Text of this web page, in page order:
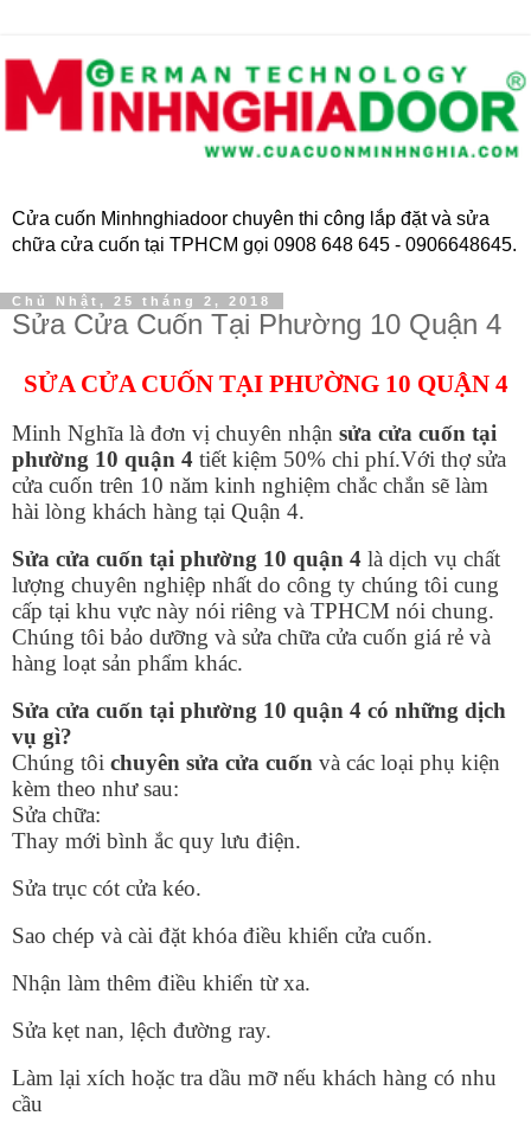
Cửa cuốn Minhnghiadoor chuyên thi công lắp đặt và sửa
chữa cửa cuốn tại TPHCM gọi 0908 648 645 - 0906648645.
Chủ Nhật, 25 tháng 2, 2018
Sửa Cửa Cuốn Tại Phường 10 Quận 4
SỬA CỬA CUỐN TẠI PHƯỜNG 10 QUẬN 4
Minh Nghĩa là đơn vị chuyên nhận sửa cửa cuốn tại
phường 10 quận 4 tiết kiệm 50% chi phí.Với thợ sửa
cửa cuốn trên 10 năm kinh nghiệm chắc chắn sẽ làm
hài lòng khách hàng tại Quận 4.
Sửa cửa cuốn tại phường 10 quận 4 là dịch vụ chất
lượng chuyên nghiệp nhất do công ty chúng tôi cung
cấp tại khu vực này nói riêng và TPHCM nói chung.
Chúng tôi bảo dưỡng và sửa chữa cửa cuốn giá rẻ và
hàng loạt sản phẩm khác.
Sửa cửa cuốn tại phường 10 quận 4 có những dịch
vụ gì?
Chúng tôi chuyên sửa cửa cuốn và các loại phụ kiện
kèm theo như sau:
Sửa chữa:
Thay mới bình ắc quy lưu điện.
Sửa trục cót cửa kéo.
Sao chép và cài đặt khóa điều khiển cửa cuốn.
Nhận làm thêm điều khiển từ xa.
Sửa kẹt nan, lệch đường ray.
Làm lại xích hoặc tra dầu mỡ nếu khách hàng có nhu
cầu